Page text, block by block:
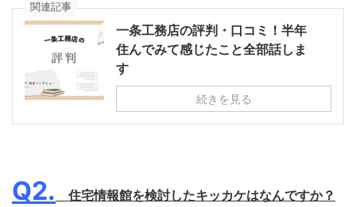
関連記事
一条工務店の評判・口コミ！半年
住んでみて感じたこと全部話しま
す
続きを見る
Q2. 住宅情報館を検討したキッカケはなんですか？